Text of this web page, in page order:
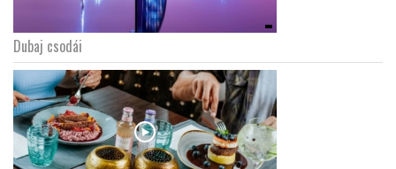
Dubaj csodái